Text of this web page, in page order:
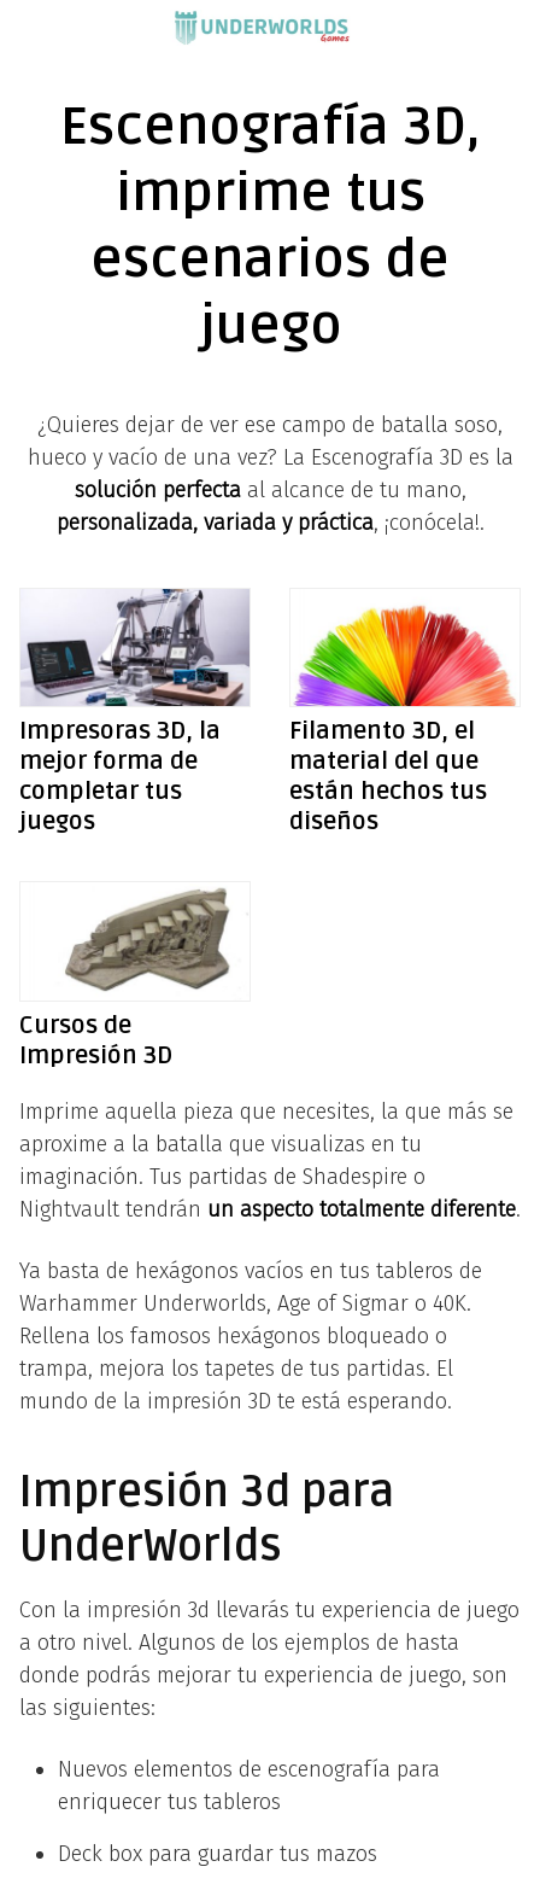
Escenografía 3D,
imprime tus
escenarios de
juego
¿Quieres dejar de ver ese campo de batalla soso,
hueco y vacío de una vez? La Escenografía 3D es la
solución perfectaal alcance de tu mano,
personalizada, variada y práctica, ¡conócela!.
Impresoras 3D, la
mejor forma de
completar tus
juegos
Filamento 3D, el
material del que
están hechos tus
diseños
Cursos de
Impresión 3D
Imprime aquella pieza que necesites, la que más se
aproxime a la batalla que visualizas en tu
imaginación. Tus partidas de Shadespire o
Nightvault tendrán un aspecto totalmente diferente.
Ya basta de hexágonos vacíos en tus tableros de
Warhammer Underworlds, Age of Sigmar o 40K.
Rellena los famosos hexágonos bloqueado o
trampa, mejora los tapetes de tus partidas. El
mundo de la impresión 3D te está esperando.
Impresión 3d para
UnderWorlds
Con la impresión 3d llevarás tu experiencia de juego
a otro nivel. Algunos de los ejemplos de hasta
donde podrás mejorar tu experiencia de juego, son
las siguientes:
Nuevos elementos de escenografía para
enriquecer tus tableros
Deck box para guardar tus mazos